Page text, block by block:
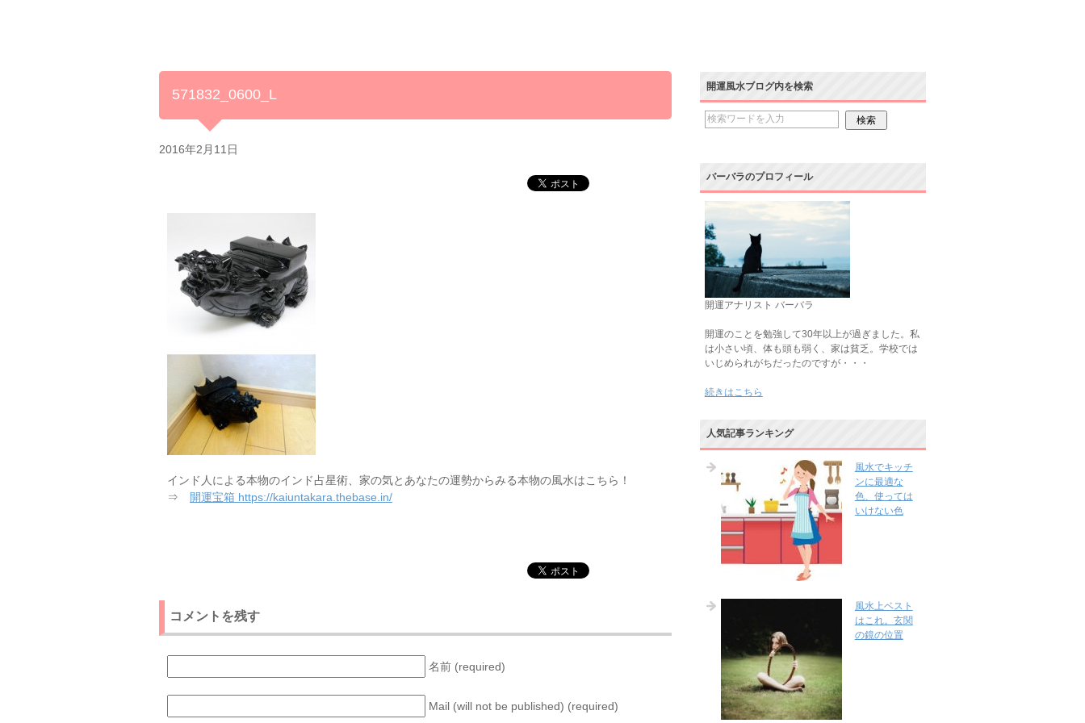
571832_0600_L
2016年2月11日
インド人による本物のインド占星術、家の気とあなたの運勢からみる本物の風水はこちら！
⇒ 開運宝箱 https://kaiuntakara.thebase.in/
コメントを残す
名前 (required)
Mail (will not be published) (required)
開運風水ブログ内を検索
バーバラのプロフィール
開運アナリスト バーバラ
開運のことを勉強して30年以上が過ぎました。私
は小さい頃、体も頭も弱く、家は貧乏。学校では
いじめられがちだったのですが・・・
続きはこちら
人気記事ランキング
風水でキッチ
ンに最適な
色、使っては
いけない色
風水上ベスト
はこれ。玄関
の鏡の位置